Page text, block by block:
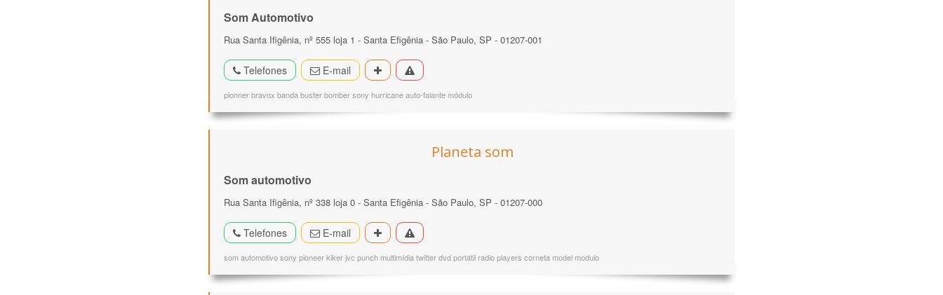
Som Automotivo
Rua Santa Ifigênia, nº 555 loja 1 - Santa Efigênia - São Paulo, SP - 01207-001
Telefones E-mail
pionner bravox banda buster bomber sony hurricane auto-falante módulo
Planeta som
Som automotivo
Rua Santa Ifigênia, nº 338 loja 0 - Santa Efigênia - São Paulo, SP - 01207-000
Telefones E-mail
som automotivo sony pioneer kiker jvc punch multimídia twitter dvd portátil radio players corneta model modulo